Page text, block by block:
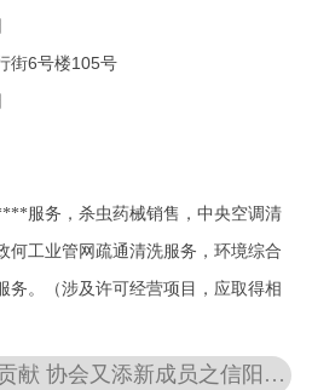
街6号楼105号
服务，杀虫药械销售，中央空调清
何工业管网疏通清洗服务，环境综合
。 （涉及许可经营项目，应取得相
上一条：环卫清洁做贡献 协会又添新成员之信阳市好日子保洁服务有限公司